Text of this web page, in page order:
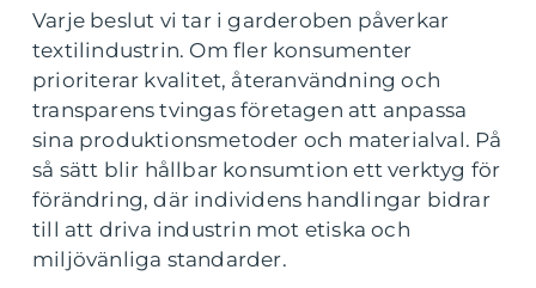
Varje beslut vi tar i garderoben påverkar
textilindustrin. Om fler konsumenter
prioriterar kvalitet, återanvändning och
transparens tvingas företagen att anpassa
sina produktionsmetoder och materialval. På
så sätt blir hållbar konsumtion ett verktyg för
förändring, där individens handlingar bidrar
till att driva industrin mot etiska och
miljövänliga standarder.